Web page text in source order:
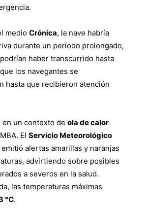
medio Crónica, la nave habría
durante un período prolongado,
haber transcurrido hasta
los navegantes se
hasta que recibieron atención
un contexto de ola de calor
El Servicio Meteorológico
emitió alertas amarillas y naranjas
advirtiendo sobre posibles
a severos en la salud.
las temperaturas máximas
°C.